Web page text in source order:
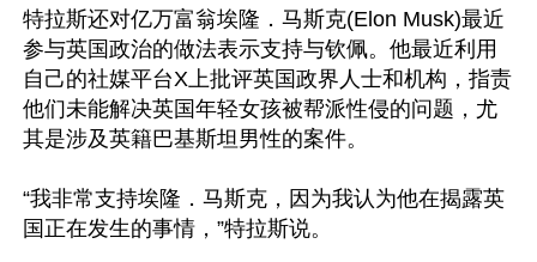
特拉斯还对亿万富翁埃隆．马斯克(Elon Musk)最近
参与英国政治的做法表示支持与钦佩。他最近利用
自己的社媒平台X上批评英国政界人士和机构，指责
他们未能解决英国年轻女孩被帮派性侵的问题，尤
其是涉及英籍巴基斯坦男性的案件。
“我非常支持埃隆．马斯克，因为我认为他在揭露英
国正在发生的事情，”特拉斯说。